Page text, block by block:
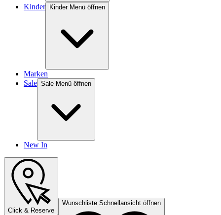
Kinder Kinder Menü öffnen
Marken
Sale Sale Menü öffnen
New In
Click & Reserve
Wunschliste Schnellansicht öffnen